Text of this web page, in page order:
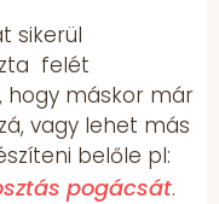
sikerül
felét
hogy máskor már
vagy lehet más
belőle pl:
pogácsát.